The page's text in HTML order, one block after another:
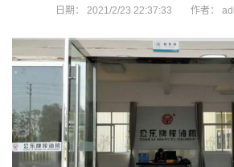
日期： 2021/2/23 22:37:33 作者：